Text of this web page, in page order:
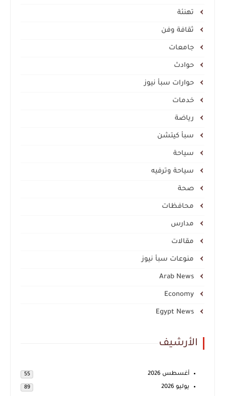
تهنئة
ثقافة وفن
جامعات
حوادث
حوارات سبأ نيوز
خدمات
رياضة
سبأ كيتشن
سياحة
سياحة وترفيه
صحة
محافظات
مدارس
مقالات
منوعات سبأ نيوز
Arab News
Economy
Egypt News
الأرشيف
أغسطس 2026 55
يوليو 2026 89